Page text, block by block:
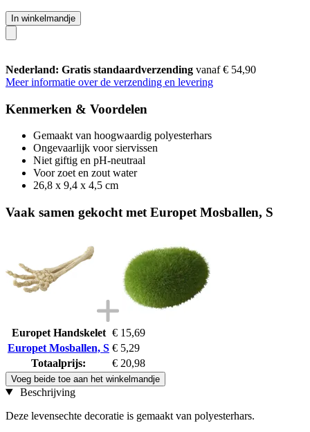
In winkelmandje
Nederland: Gratis standaardverzending vanaf € 54,90
Meer informatie over de verzending en levering
Kenmerken & Voordelen
Gemaakt van hoogwaardig polyesterhars
Ongevaarlijk voor siervissen
Niet giftig en pH-neutraal
Voor zoet en zout water
26,8 x 9,4 x 4,5 cm
Vaak samen gekocht met Europet Mosballen, S
Europet Handskelet € 15,69
Europet Mosballen, S € 5,29
Totaalprijs:
€ 20,98
Voeg beide toe aan het winkelmandje
Beschrijving
Deze levensechte decoratie is gemaakt van polyesterhars.